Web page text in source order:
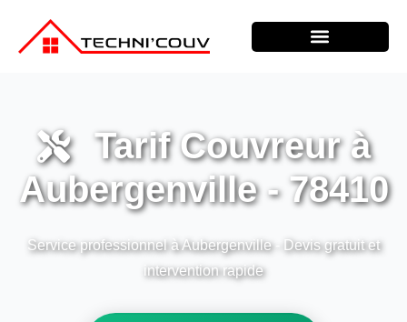
Tarif Couvreur à
Aubergenville - 78410
Service professionnel à Aubergenville - Devis gratuit et
intervention rapide